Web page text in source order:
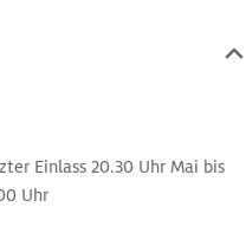
Einlass 20.30 Uhr Mai bis
Uhr